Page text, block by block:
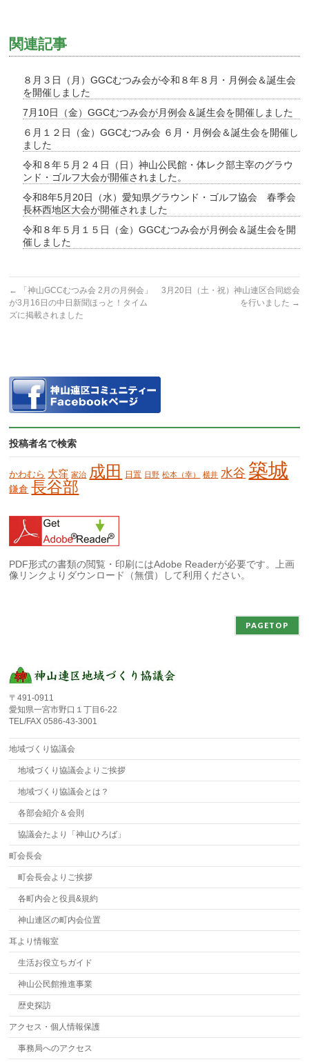
関連記事
８月３日（月）GGCむつみ会が令和８年８月・月例会＆誕生会
を開催しました
7月10日（金）GGCむつみ会が月例会＆誕生会を開催しました
６月１２日（金）GGCむつみ会 ６月・月例会＆誕生会を開催し
ました
令和８年５月２４日（日）神山公民館・体レク部主宰のグラウ
ンド・ゴルフ大会が開催されました。
令和8年5月20日（水）愛知県グラウンド・ゴルフ協会 春季会
長杯西地区大会が開催されました
令和８年５月１５日（金）GGCむつみ会が月例会＆誕生会を開
催しました
←
「神山GCCむつみ会 2月の月例会」
が3月16日の中日新聞ほっと！タイム
ズに掲載されました
3月20日（土・祝）神山連区合同総会
を行いました →
投稿者名で検索
かわむら 大窪 家治 成田 日置 日野 松本（幸） 横井 水谷 築城
鎌倉 長谷部
PDF形式の書類の閲覧・印刷にはAdobe Readerが必要です。上画
像リンクよりダウンロード（無償）して利用ください。
PAGETOP
〒491-0911
愛知県一宮市野口１丁目6-22
TEL/FAX 0586-43-3001
地域づくり協議会
地域づくり協議会よりご挨拶
地域づくり協議会とは？
各部会紹介＆会則
協議会たより「神山ひろば」
町会長会
町会長会よりご挨拶
各町内会と役員&規約
神山連区の町内会位置
耳より情報室
生活お役立ちガイド
神山公民館推進事業
歴史探訪
アクセス・個人情報保護
事務局へのアクセス